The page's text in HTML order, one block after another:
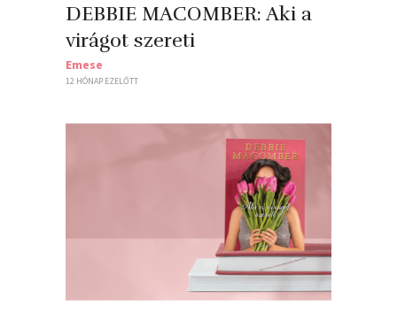
DEBBIE MACOMBER: Aki a
virágot szereti
Emese
12 HÓNAP EZELŐTT